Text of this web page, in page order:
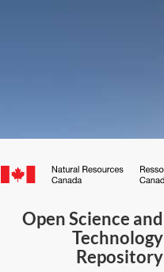
Canada.ca
Open Science and
Technology
Repository